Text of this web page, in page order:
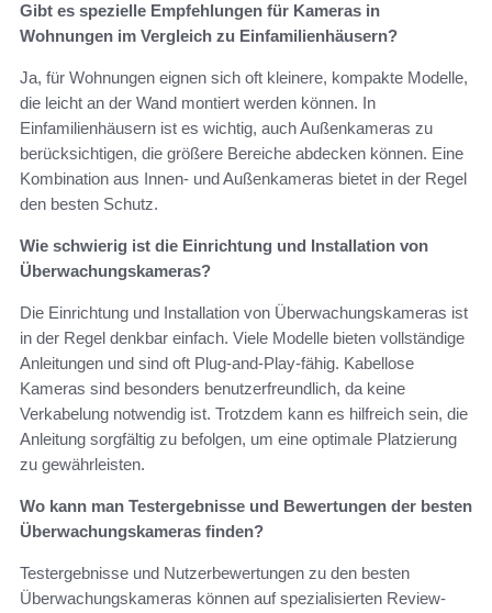
Gibt es spezielle Empfehlungen für Kameras in
Wohnungen im Vergleich zu Einfamilienhäusern?
Ja, für Wohnungen eignen sich oft kleinere, kompakte Modelle,
die leicht an der Wand montiert werden können. In
Einfamilienhäusern ist es wichtig, auch Außenkameras zu
berücksichtigen, die größere Bereiche abdecken können. Eine
Kombination aus Innen- und Außenkameras bietet in der Regel
den besten Schutz.
Wie schwierig ist die Einrichtung und Installation von
Überwachungskameras?
Die Einrichtung und Installation von Überwachungskameras ist
in der Regel denkbar einfach. Viele Modelle bieten vollständige
Anleitungen und sind oft Plug-and-Play-fähig. Kabellose
Kameras sind besonders benutzerfreundlich, da keine
Verkabelung notwendig ist. Trotzdem kann es hilfreich sein, die
Anleitung sorgfältig zu befolgen, um eine optimale Platzierung
zu gewährleisten.
Wo kann man Testergebnisse und Bewertungen der besten
Überwachungskameras finden?
Testergebnisse und Nutzerbewertungen zu den besten
Überwachungskameras können auf spezialisierten Review-